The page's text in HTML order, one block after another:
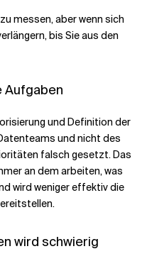
messen, aber wenn sich
bis Sie aus den
Aufgaben
und Definition der
und nicht des
falsch gesetzt. Das
an dem arbeiten, was
wird weniger effektiv die
wird schwierig